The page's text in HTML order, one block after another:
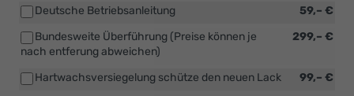
59,– €
Deutsche Betriebsanleitung
299,– €
Bundesweite Überführung (Preise können je
nach entferung abweichen)
99,– €
Hartwachsversiegelung schütze den neuen Lack